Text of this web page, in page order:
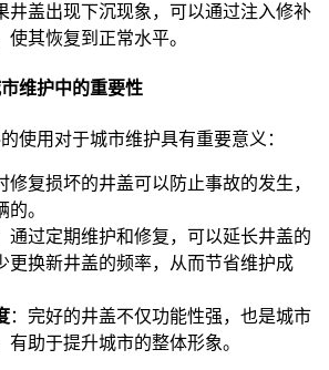
井盖出现下沉现象，可以通过注入修补
使其恢复到正常水平。
维护中的重要性
用对于城市维护具有重要意义：
修复损坏的井盖可以防止事故的发生，
。
通过定期维护和修复，可以延长井盖的
更换新井盖的频率，从而节省维护成
：完好的井盖不仅功能性强，也是城市
有助于提升城市的整体形象。